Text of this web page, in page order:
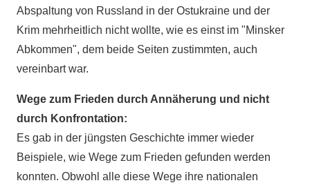
Abspaltung von Russland in der Ostukraine und der
Krim mehrheitlich nicht wollte, wie es einst im "Minsker
Abkommen", dem beide Seiten zustimmten, auch
vereinbart war.
Wege zum Frieden durch Annäherung und nicht
durch Konfrontation:
Es gab in der jüngsten Geschichte immer wieder
Beispiele, wie Wege zum Frieden gefunden werden
konnten. Obwohl alle diese Wege ihre nationalen